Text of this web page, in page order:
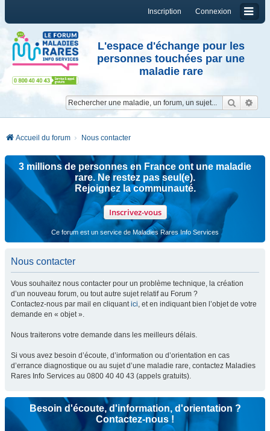
Connexion
Inscription
L'espace d'échange pour les
personnes touchées par une
maladie rare
Accueil du forum Nous contacter
3 millions de personnes en France ont une maladie
rare. Ne restez pas seul(e).
Rejoignez la communauté.
Inscrivez-vous
Ce forum est un service de Maladies Rares Info Services
Nous contacter
Vous souhaitez nous contacter pour un problème technique, la création
d’un nouveau forum, ou tout autre sujet relatif au Forum ?
Contactez-nous par mail en cliquantici, et en indiquant bien l’objet de votre
demande en « objet ».
Nous traiterons votre demande dans les meilleurs délais.
Si vous avez besoin d’écoute, d’information ou d’orientation en cas
d’errance diagnostique ou au sujet d’une maladie rare, contactez Maladies
Rares Info Services au 0800 40 40 43 (appels gratuits).
Besoin d'écoute, d'information, d'orientation ?
Contactez-nous !